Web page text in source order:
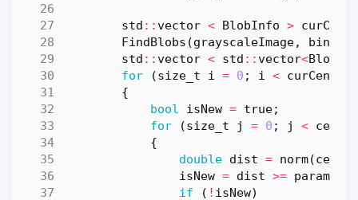
std ::vector < BlobInfo >
FindBlobs (grayscaleImage,
std ::vector < std ::vector<
for
(size_t i = 0 ; i <
{
bool
isNew = true;
for
(size_t j = 0 ; j <
{
double dist = norm(
isNew = dist >= params
if
( ! isNew)